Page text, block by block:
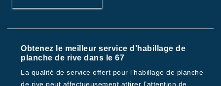
Obtenez le meilleur service d’habillage de
planche de rive dans le 67
La qualité de service offert pour l’habillage de planche
de rive peut affectueusement attirer l’attention de